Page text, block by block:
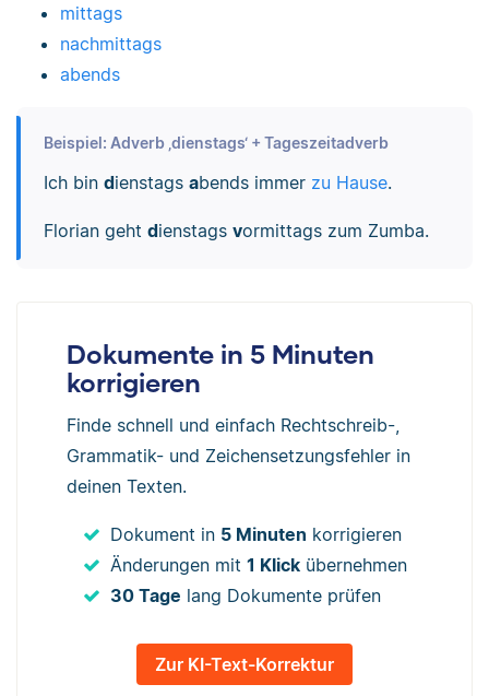
mittags
nachmittags
abends
Beispiel: Adverb ‚dienstags‘ + Tageszeitadverb
Ich bin dienstags abends immer zu Hause.
Florian geht dienstags vormittags zum Zumba.
Dokumente in 5 Minuten
korrigieren
Finde schnell und einfach Rechtschreib-,
Grammatik- und Zeichensetzungsfehler in
deinen Texten.
Dokument in 5 Minuten korrigieren
Änderungen mit 1 Klick übernehmen
30 Tage lang Dokumente prüfen
Zur KI-Text-Korrektur